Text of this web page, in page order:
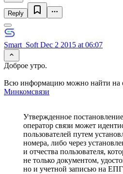
Reply
Smart_Soft Dec 2 2015 at 06:07
Доброе утро.
Всю информацию можно найти на
Минкомсвязи
Утвержденное
оператор связи может
пользователей путем
номера, либо через
и отчества пользователя,
не только документом,
но и учетной записью на